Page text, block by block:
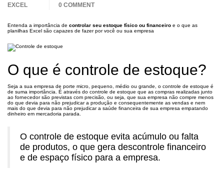
EXCEL
0 COMMENT
Entenda a importância de controlar seu estoque físico ou financeiro e o que as
planilhas Excel são capazes de fazer por você ou sua empresa
O que é controle de estoque?
Seja a sua empresa de porte micro, pequeno, médio ou grande, o controle de estoque é
de suma importância. É através do controle de estoque que as compras realizadas junto
ao fornecedor são previstas com precisão, ou seja, que sua empresa não compre menos
do que devia para não prejudicar a produção e consequentemente as vendas e nem
mais do que devia para não prejudicar a saúde financeira de sua empresa empatando
dinheiro em mercadoria parada.
O controle de estoque evita acúmulo ou falta
de produtos, o que gera descontrole financeiro
e de espaço físico para a empresa.